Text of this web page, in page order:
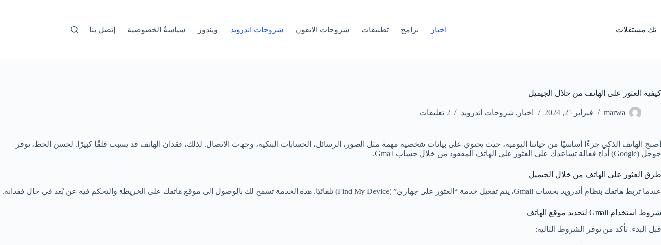
تك مستقلات اخبار برامج تطبيقات شروحات الايفون شروحات اندرويد ويندوز سياسةُ الخصوصية إتصل بنا
كيفية العثور على الهاتف من خلال الجيميل
marwa فبراير 25, 2024 اخبار , شروحات اندرويد 2 تعليقات
أصبح الهاتف الذكي جزءًا أساسيًا من حياتنا اليومية، حيث يحتوي على بيانات شخصية مهمة مثل الصور، الرسائل، الحسابات البنكية، وجهات الاتصال. لذلك، فقدان الهاتف قد يسبب قلقًا كبيرًا. لحسن الحظ، توفر
جوجل (Google) أداة فعالة تساعدك على العثور على الهاتف المفقود من خلال حساب Gmail.
طرق العثور على الهاتف من خلال الجيميل
عندما تربط هاتفك بنظام أندرويد بحساب Gmail، يتم تفعيل خدمة “العثور على جهازي” (Find My Device) تلقائيًا. هذه الخدمة تسمح لك بالوصول إلى موقع هاتفك على الخريطة والتحكم فيه عن بُعد في حال فقدانه.
شروط استخدام Gmail لتحديد موقع الهاتف
قبل البدء، تأكد من توفر الشروط التالية: